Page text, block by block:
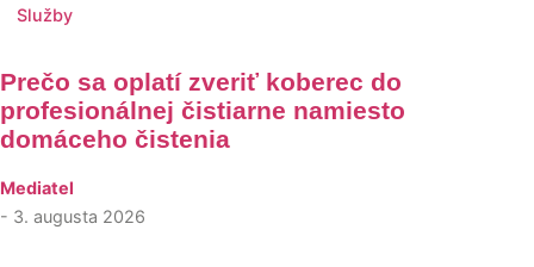
Služby
Prečo sa oplatí zveriť koberec do
profesionálnej čistiarne namiesto
domáceho čistenia
Mediatel
- 3. augusta 2026